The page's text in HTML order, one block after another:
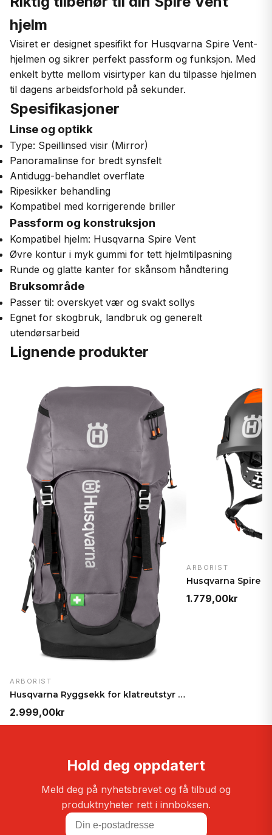
hjelm
Visiret er designet spesifikt for Husqvarna Spire Vent-
hjelmen og sikrer perfekt passform og funksjon. Med
enkelt bytte mellom visirtyper kan du tilpasse hjelmen
til dagens arbeidsforhold på sekunder.
Spesifikasjoner
Linse og optikk
Type: Speillinsed visir (Mirror)
Panoramalinse for bredt synsfelt
Antidugg-behandlet overflate
Ripesikker behandling
Kompatibel med korrigerende briller
Passform og konstruksjon
Kompatibel hjelm: Husqvarna Spire Vent
Øvre kontur i myk gummi for tett hjelmtilpasning
Runde og glatte kanter for skånsom håndtering
Bruksområde
Passer til: overskyet vær og svakt sollys
Egnet for skogbruk, landbruk og generelt
utendørsarbeid
Lignende produkter
ARBORIST
Husqvarna Ryggsekk for klatreutstyr 70L – Allsidig…
2.999,00kr
ARBORIST
1.779,00kr
Hold deg oppdatert
Meld deg på nyhetsbrevet og få tilbud og
produktnyheter rett i innboksen.